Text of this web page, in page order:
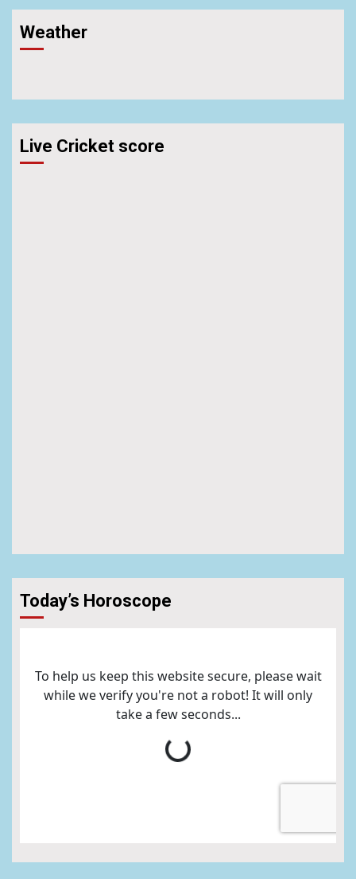
Weather
Live Cricket score
Today’s Horoscope